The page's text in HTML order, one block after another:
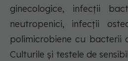
ginecologice, infecţii
neutropenici, infecţii
polimicrobiene cu bacterii
Culturile şi testele de